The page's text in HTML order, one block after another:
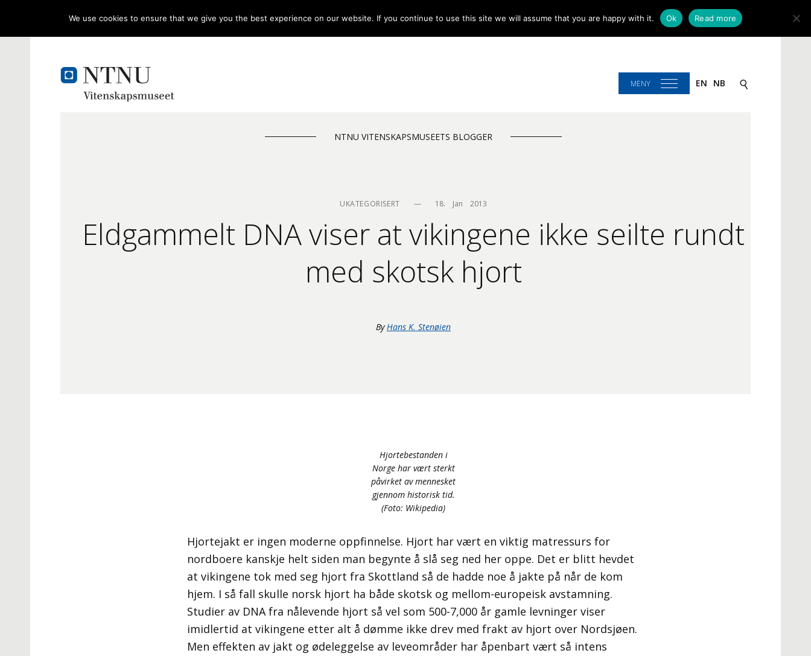
MENY EN NB
NTNU VITENSKAPSMUSEETS BLOGGER
UKATEGORISERT — 18.    Jan    2013
Eldgammelt DNA viser at vikingene ikke seilte rundt
med skotsk hjort
By Hans K. Stenøien
Hjortebestanden i
Norge har vært sterkt
påvirket av mennesket
gjennom historisk tid.
(Foto: Wikipedia)
Hjortejakt er ingen moderne oppfinnelse. Hjort har vært en viktig matressurs for
nordboere kanskje helt siden man begynte å slå seg ned her oppe. Det er blitt hevdet
at vikingene tok med seg hjort fra Skottland så de hadde noe å jakte på når de kom
hjem. I så fall skulle norsk hjort ha både skotsk og mellom-europeisk avstamning.
Studier av DNA fra nålevende hjort så vel som 500-7,000 år gamle levninger viser
imidlertid at vikingene etter alt å dømme ikke drev med frakt av hjort over Nordsjøen.
Men effekten av jakt og ødeleggelse av leveområder har åpenbart vært så intens
We use cookies to ensure that we give you the best experience on our website. If you continue to use this site we will assume that you are happy with it. Ok Read more